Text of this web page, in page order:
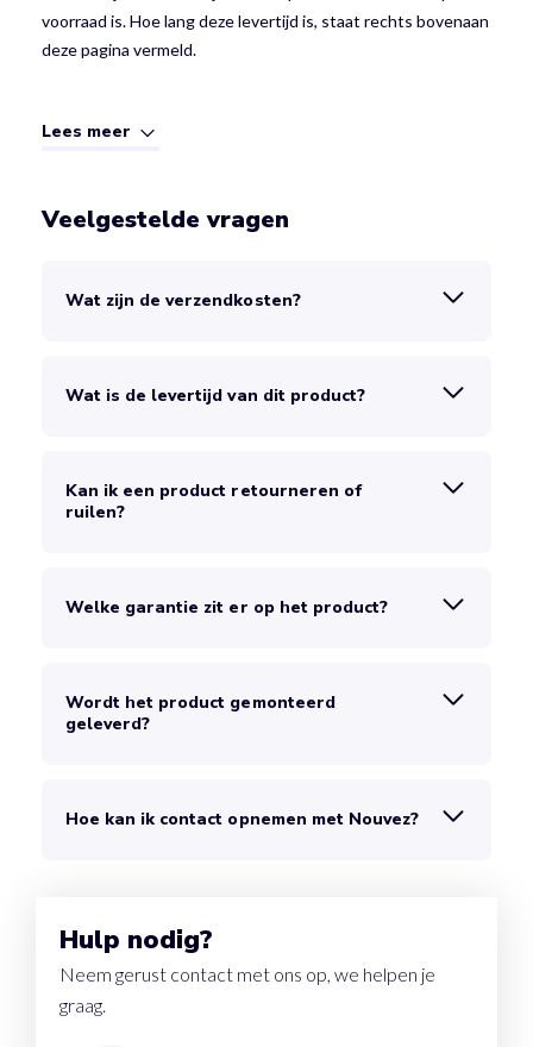
voorraad is. Hoe lang deze levertijd is, staat rechts bovenaan
deze pagina vermeld.
Lees meer
Veelgestelde vragen
Wat zijn de verzendkosten?
Wat is de levertijd van dit product?
Kan ik een product retourneren of
ruilen?
Welke garantie zit er op het product?
Wordt het product gemonteerd
geleverd?
Hoe kan ik contact opnemen met Nouvez?
Hulp nodig?
Neem gerust contact met ons op, we helpen je
graag.